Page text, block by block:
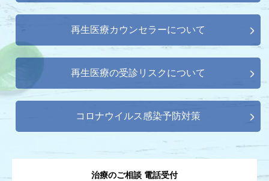
再生医療カウンセラーについて
再生医療の受診リスクについて
コロナウイルス感染予防対策
治療のご相談 電話受付